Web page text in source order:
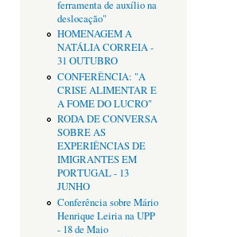
ferramenta de auxílio na
deslocação"
HOMENAGEM A
NATÁLIA CORREIA -
31 OUTUBRO
CONFERÊNCIA: "A
CRISE ALIMENTAR E
A FOME DO LUCRO"
RODA DE CONVERSA
SOBRE AS
EXPERIÊNCIAS DE
IMIGRANTES EM
PORTUGAL - 13
JUNHO
Conferência sobre Mário
Henrique Leiria na UPP
- 18 de Maio